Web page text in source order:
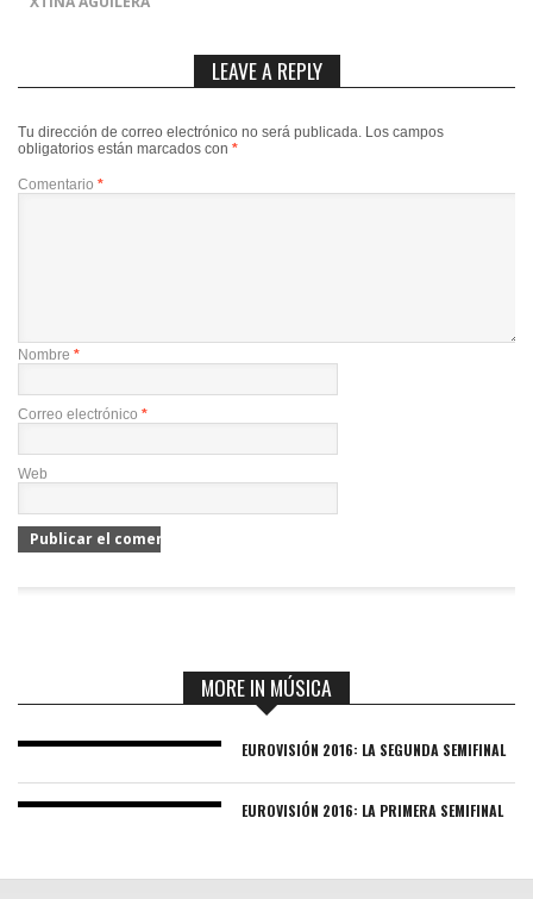
LEAVE A REPLY
Tu dirección de correo electrónico no será publicada. Los campos
obligatorios están marcados con *
Comentario *
Nombre *
Correo electrónico *
Web
MORE IN MÚSICA
EUROVISIÓN 2016: LA SEGUNDA SEMIFINAL
EUROVISIÓN 2016: LA PRIMERA SEMIFINAL